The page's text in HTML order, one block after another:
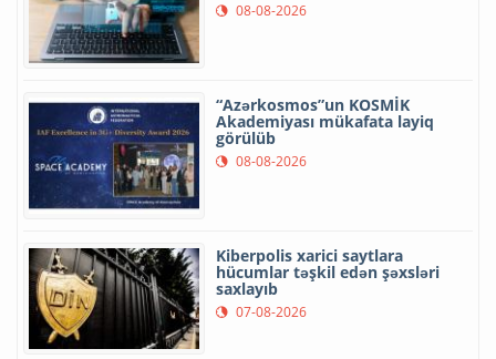
08-08-2026
“Azərkosmos”un KOSMİK
Akademiyası mükafata layiq
görülüb
08-08-2026
Kiberpolis xarici saytlara
hücumlar təşkil edən şəxsləri
saxlayıb
07-08-2026